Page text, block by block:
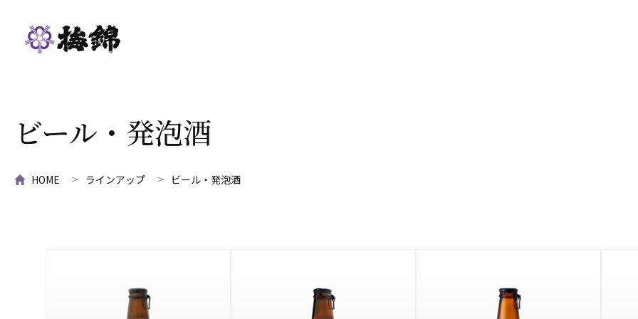
ビール・発泡酒
HOME ラインアップ ビール・発泡酒